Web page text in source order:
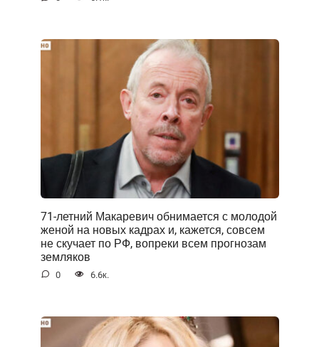
71-летний Макаревич обнимается с молодой
женой на новых кадрах и, кажется, совсем
не скучает по РФ, вопреки всем прогнозам
земляков
0 6.6к.